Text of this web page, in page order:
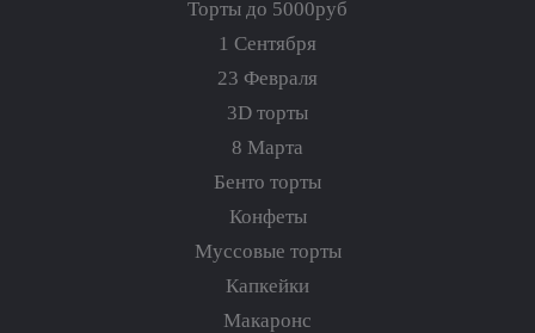
Торты до 5000руб
1 Сентября
23 Февраля
3D торты
8 Марта
Бенто торты
Конфеты
Муссовые торты
Капкейки
Макаронс